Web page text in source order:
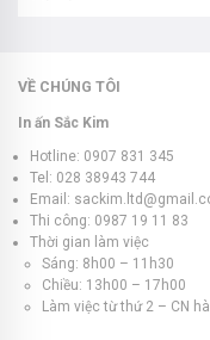
VỀ CHÚNG TÔI
In ấn Sắc Kim
Hotline: 0907 831 345
Tel: 028 38943 744
Email:
Thi công: 0987 19 11 83
Thời gian làm việc
Sáng: 8h00 – 11h30
Chiều: 13h00 – 17h00
Làm việc từ thứ 2 – CN